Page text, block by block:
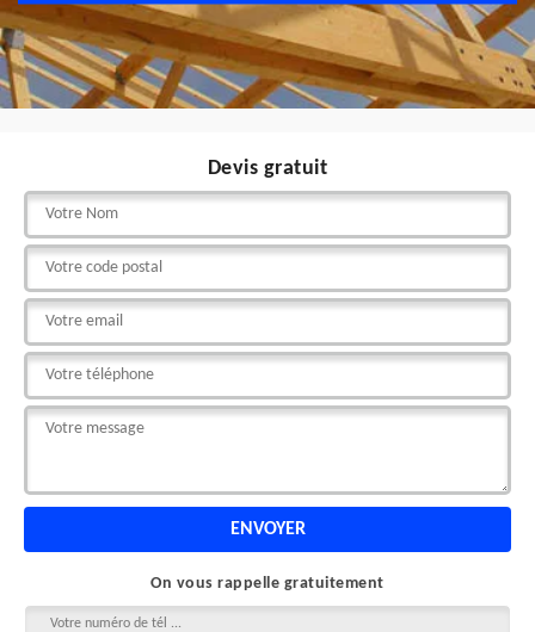
Devis gratuit
On vous rappelle gratuitement